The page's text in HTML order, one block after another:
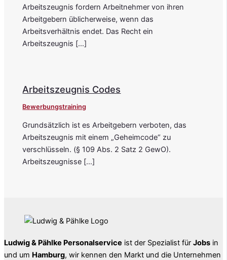
Arbeitszeugnis fordern Arbeitnehmer von ihren
Arbeitgebern üblicherweise, wenn das
Arbeitsverhältnis endet. Das Recht ein
Arbeitszeugnis […]
Arbeitszeugnis Codes
Bewerbungstraining
Grundsätzlich ist es Arbeitgebern verboten, das
Arbeitszeugnis mit einem „Geheimcode“ zu
verschlüsseln. (§ 109 Abs. 2 Satz 2 GewO).
Arbeitszeugnisse […]
Ludwig & Pählke Personalservice ist der Spezialist für Jobs in
und um Hamburg, wir kennen den Markt und die Unternehmen